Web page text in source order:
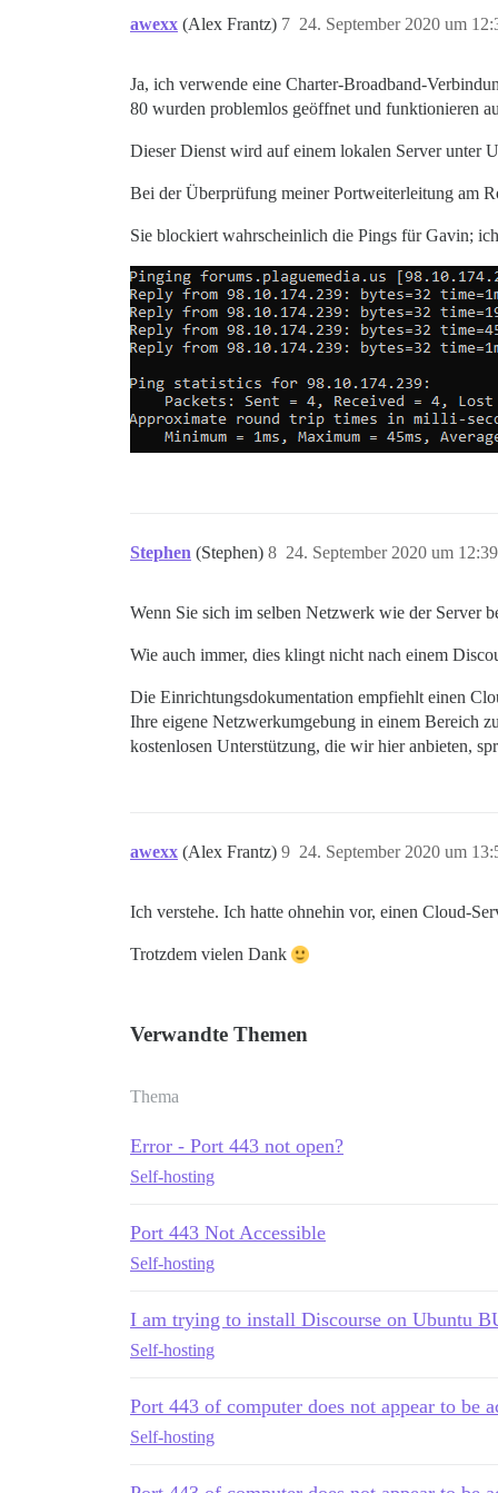
awexx (Alex Frantz) 24. September 2020 um
7
Ja, ich verwende eine Charter-Broadband-
80 wurden problemlos geöffnet und funktionieren
Dieser Dienst wird auf einem lokalen Server unter
Bei der Überprüfung meiner Portweiterleitung am
Sie blockiert wahrscheinlich die Pings für Gavin;
Stephen (Stephen) 24. September 2020 um 12:39
8
Wenn Sie sich im selben Netzwerk wie der Server
Wie auch immer, dies klingt nicht nach einem
Die Einrichtungsdokumentation empfiehlt einen
Ihre eigene Netzwerkumgebung in einem Bereich
kostenlosen Unterstützung, die wir hier anbieten,
awexx (Alex Frantz) 24. September 2020 um
9
Ich verstehe. Ich hatte ohnehin vor, einen Cloud-
Trotzdem vielen Dank
Verwandte Themen
Thema
Error - Port 443 not open?
Self-hosting
Port 443 Not Accessible
Self-hosting
I am trying to install Discourse on Ubuntu
Self-hosting
Port 443 of computer does not appear to be
Self-hosting